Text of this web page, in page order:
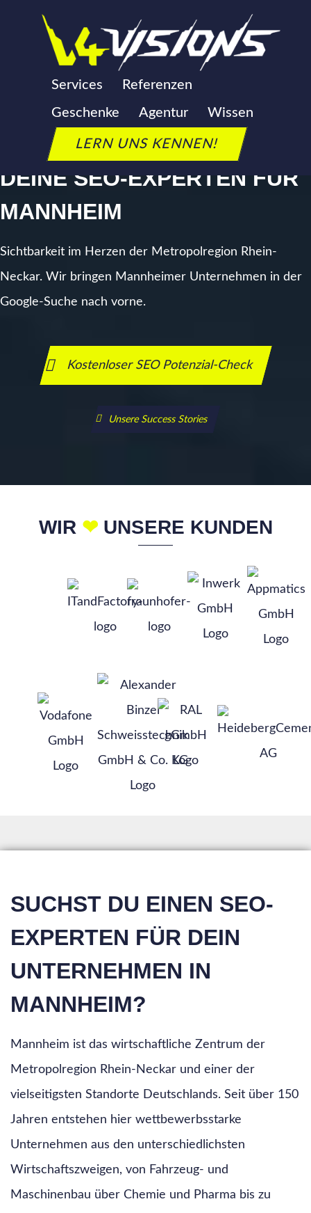
Services
Referenzen
Geschenke
Agentur Wissen
LERN UNS KENNEN!
SEO AGENTUR
MANNHEIM
DEINE SEO-EXPERTEN FÜR
MANNHEIM
Sichtbarkeit im Herzen der Metropolregion Rhein-
Neckar. Wir bringen Mannheimer Unternehmen in der
Google-Suche nach vorne.
Kostenloser SEO Potenzial-Check
Unsere Success Stories
WIR ❤UNSERE KUNDEN
SUCHST DU EINEN SEO-
EXPERTEN FÜR DEIN
UNTERNEHMEN IN
MANNHEIM?
Mannheim ist das wirtschaftliche Zentrum der
Metropolregion Rhein-Neckar und einer der
vielseitigsten Standorte Deutschlands. Seit über 150
Jahren entstehen hier wettbewerbsstarke
Unternehmen aus den unterschiedlichsten
Wirtschaftszweigen, von Fahrzeug- und
Maschinenbau über Chemie und Pharma bis zu